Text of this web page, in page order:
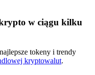
w ciągu kilku
tokeny i trendy
kryptowalut.